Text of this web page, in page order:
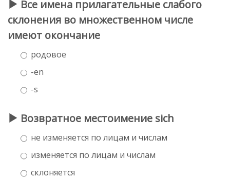
Все имена прилагательные слабого
склонения во множественном числе
имеют окончание
родовое
-en
-s
Возвратное местоимение sich
не изменяется по лицам и числам
изменяется по лицам и числам
склоняется